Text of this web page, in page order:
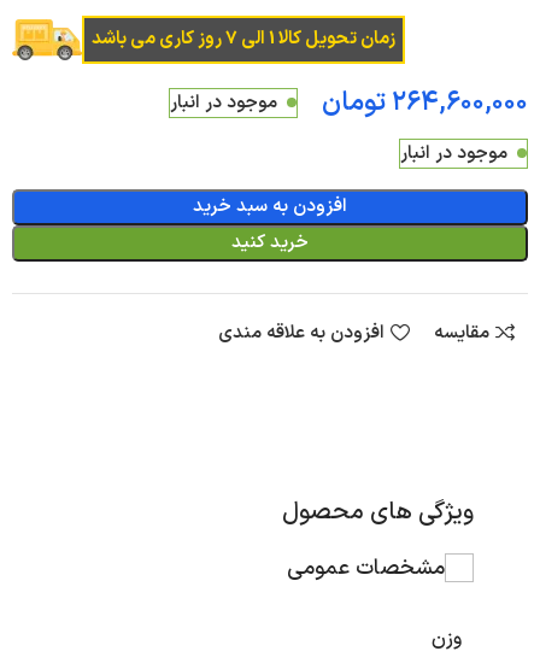
زمان تحویل کالا 1 الی 7 روز کاری می باشد
تومان
موجود در انبار
موجود در انبار
افزودن به سبد خرید
خرید کنید
مقایسه افزودن به علاقه مندی
ویژگی های محصول
مشخصات عمومی
وزن